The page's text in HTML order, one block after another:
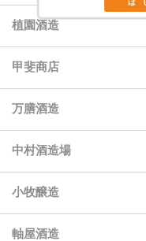
植園酒造
甲斐商店
万膳酒造
中村酒造場
小牧醸造
軸屋酒造